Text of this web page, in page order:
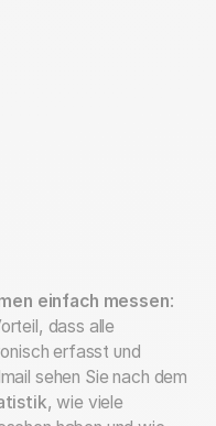
einfach messen:
dass alle
erfasst und
sehen Sie nach dem
, wie viele